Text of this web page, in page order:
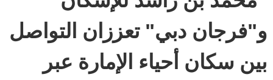
و"فرجان دبي" تعززان التواصل
بين سكان أحياء الإمارة عبر